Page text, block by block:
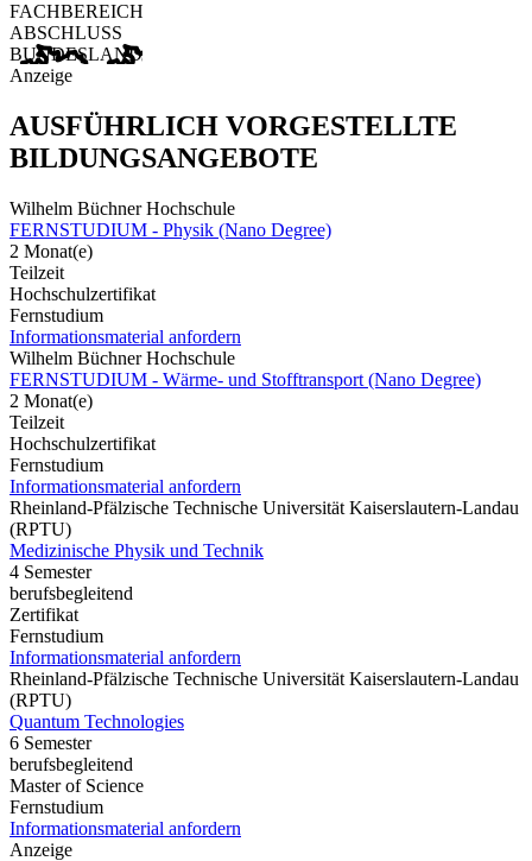
FACHBEREICH
ABSCHLUSS
BUNDESLAND
Anzeige
AUSFÜHRLICH VORGESTELLTE
BILDUNGSANGEBOTE
Wilhelm Büchner Hochschule
FERNSTUDIUM - Physik (Nano Degree)
2 Monat(e)
Teilzeit
Hochschulzertifikat
Fernstudium
Informationsmaterial anfordern
Wilhelm Büchner Hochschule
FERNSTUDIUM - Wärme- und Stofftransport (Nano Degree)
2 Monat(e)
Teilzeit
Hochschulzertifikat
Fernstudium
Informationsmaterial anfordern
Rheinland-Pfälzische Technische Universität Kaiserslautern-Landau
(RPTU)
Medizinische Physik und Technik
4 Semester
berufsbegleitend
Zertifikat
Fernstudium
Informationsmaterial anfordern
Rheinland-Pfälzische Technische Universität Kaiserslautern-Landau
(RPTU)
Quantum Technologies
6 Semester
berufsbegleitend
Master of Science
Fernstudium
Informationsmaterial anfordern
Anzeige